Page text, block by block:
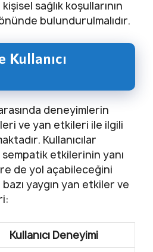
sağlık koşullarının
bulundurulmalıdır.
Kullanıcı
deneyimlerin
ve yan etkileri ile ilgili
Kullanıcılar
sempatik etkilerinin yanı
de yol açabileceğini
yaygın yan etkiler ve
Kullanıcı Deneyimi